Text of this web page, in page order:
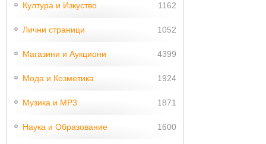
Култура и Изкуство 1162
Лични страници 1052
Магазини и Аукциони 4399
Мода и Козметика 1924
Музика и MP3 1871
Наука и Образование 1600